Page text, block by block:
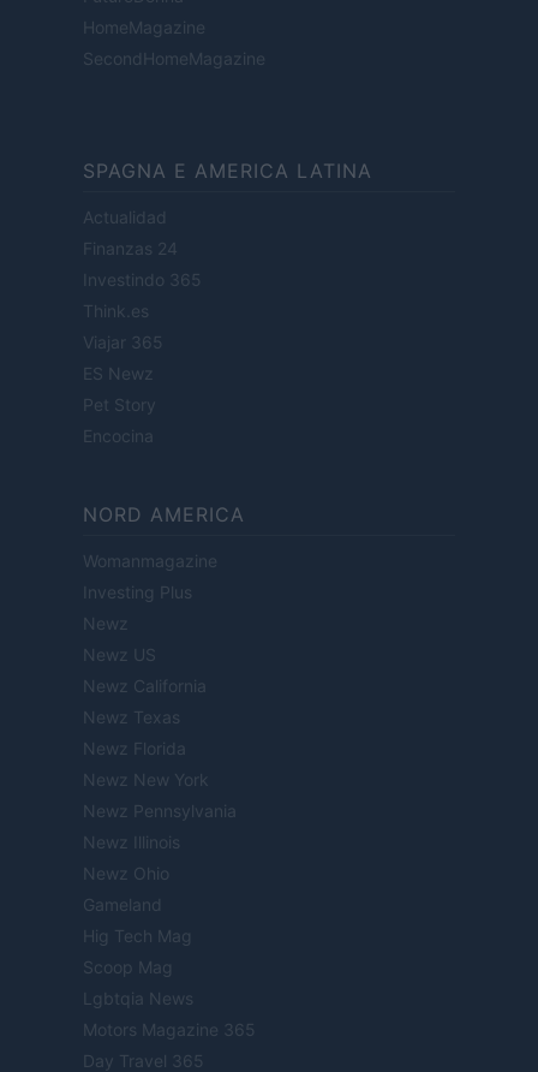
HomeMagazine
SecondHomeMagazine
SPAGNA E AMERICA LATINA
Actualidad
Finanzas 24
Investindo 365
Think.es
Viajar 365
ES Newz
Pet Story
Encocina
NORD AMERICA
Womanmagazine
Investing Plus
Newz
Newz US
Newz California
Newz Texas
Newz Florida
Newz New York
Newz Pennsylvania
Newz Illinois
Newz Ohio
Gameland
Hig Tech Mag
Scoop Mag
Lgbtqia News
Motors Magazine 365
Day Travel 365